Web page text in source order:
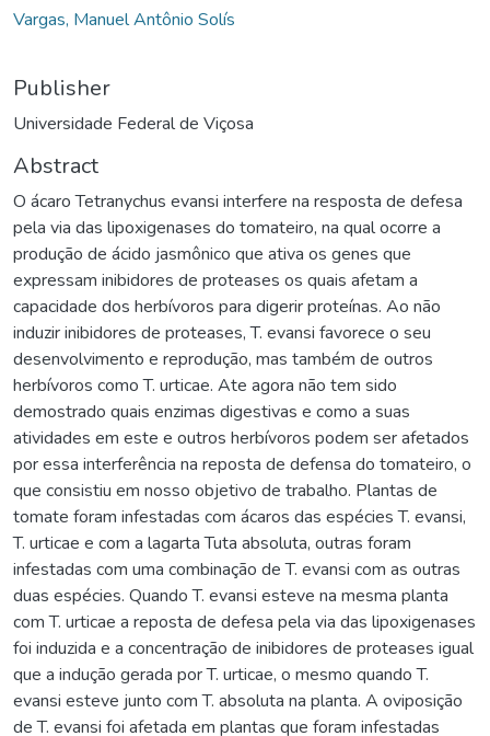
Vargas, Manuel Antônio Solís
Publisher
Universidade Federal de Viçosa
Abstract
O ácaro Tetranychus evansi interfere na resposta de defesa
pela via das lipoxigenases do tomateiro, na qual ocorre a
produção de ácido jasmônico que ativa os genes que
expressam inibidores de proteases os quais afetam a
capacidade dos herbívoros para digerir proteínas. Ao não
induzir inibidores de proteases, T. evansi favorece o seu
desenvolvimento e reprodução, mas também de outros
herbívoros como T. urticae. Ate agora não tem sido
demostrado quais enzimas digestivas e como a suas
atividades em este e outros herbívoros podem ser afetados
por essa interferência na reposta de defensa do tomateiro, o
que consistiu em nosso objetivo de trabalho. Plantas de
tomate foram infestadas com ácaros das espécies T. evansi,
T. urticae e com a lagarta Tuta absoluta, outras foram
infestadas com uma combinação de T. evansi com as outras
duas espécies. Quando T. evansi esteve na mesma planta
com T. urticae a reposta de defesa pela via das lipoxigenases
foi induzida e a concentração de inibidores de proteases igual
que a indução gerada por T. urticae, o mesmo quando T.
evansi esteve junto com T. absoluta na planta. A oviposição
de T. evansi foi afetada em plantas que foram infestadas